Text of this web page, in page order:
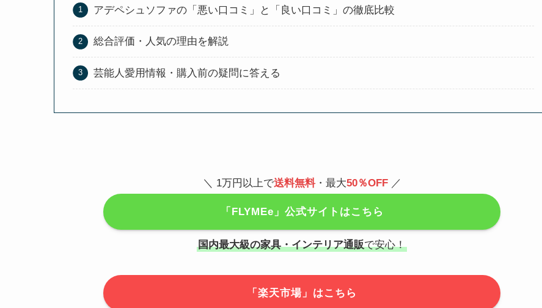
アデペシュソファの「悪い口コミ」と「良い口コミ」の徹底比較
総合評価・人気の理由を解説
芸能人愛用情報・購入前の疑問に答える
＼ 1万円以上で送料無料・最大50％OFF／
「FLYMEe」公式サイトはこちら
国内最大級の家具・インテリア通販で安心！
「楽天市場」はこちら